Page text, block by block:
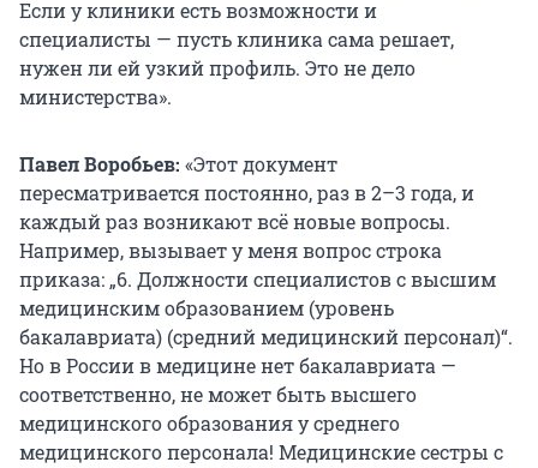
Если у клиники есть возможности и
специалисты — пусть клиника сама решает,
нужен ли ей узкий профиль. Это не дело
министерства».
Павел Воробьев: «Этот документ
пересматривается постоянно, раз в 2–3 года, и
каждый раз возникают всё новые вопросы.
Например, вызывает у меня вопрос строка
приказа: „6. Должности специалистов с высшим
медицинским образованием (уровень
бакалавриата) (средний медицинский персонал)“.
Но в России в медицине нет бакалавриата —
соответственно, не может быть высшего
медицинского образования у среднего
медицинского персонала! Медицинские сестры с